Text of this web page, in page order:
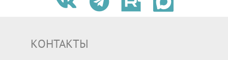
КОНТАКТЫ